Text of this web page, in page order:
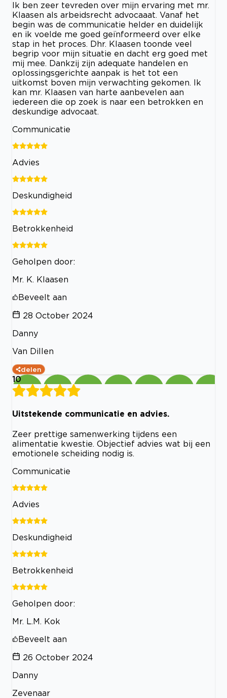
Ik ben zeer tevreden over mijn ervaring met mr.
Klaasen als arbeidsrecht advocaaat. Vanaf het
begin was de communicatie helder en duidelijk
en ik voelde me goed geïnformeerd over elke
stap in het proces. Dhr. Klaasen toonde veel
begrip voor mijn situatie en dacht erg goed met
mij mee. Dankzij zijn adequate handelen en
oplossingsgerichte aanpak is het tot een
uitkomst boven mijn verwachting gekomen. Ik
kan mr. Klaasen van harte aanbevelen aan
iedereen die op zoek is naar een betrokken en
deskundige advocaat.
Communicatie
Advies
Deskundigheid
Betrokkenheid
Geholpen door:
Mr. K. Klaasen
Beveelt aan
28 October 2024
Danny
Van Dillen
delen
10
Uitstekende communicatie en advies.
Zeer prettige samenwerking tijdens een
alimentatie kwestie. Objectief advies wat bij een
emotionele scheiding nodig is.
Communicatie
Advies
Deskundigheid
Betrokkenheid
Geholpen door:
Mr. L.M. Kok
Beveelt aan
26 October 2024
Danny
Zevenaar